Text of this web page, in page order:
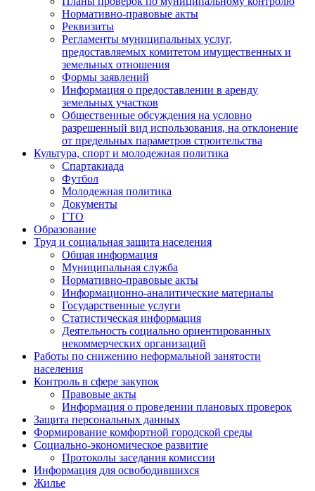
Нормативно-правовые акты
Реквизиты
Регламенты муниципальных услуг,
предоставляемых комитетом имущественных и
земельных отношения
Формы заявлений
Информация о предоставлении в аренду
земельных участков
Общественные обсуждения на условно
разрешенный вид использования, на отклонение
от предельных параметров строительства
Культура, спорт и молодежная политика
Спартакиада
Футбол
Молодежная политика
Документы
ГТО
Образование
Труд и социальная защита населения
Общая информация
Муниципальная служба
Нормативно-правовые акты
Информационно-аналитические материалы
Государственные услуги
Статистическая информация
Деятельность социально ориентированных
некоммерческих организаций
Работы по снижению неформальной занятости
населения
Контроль в сфере закупок
Правовые акты
Информация о проведении плановых проверок
Защита персональных данных
Формирование комфортной городской среды
Социально-экономическое развитие
Протоколы заседания комиссии
Информация для освободившихся
Жилье